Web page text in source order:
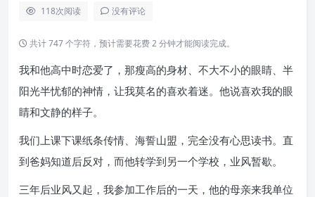
118次阅读 没有评论
共计 747 个字符，预计需要花费 2 分钟才能阅读完成。
我和他高中时恋爱了，那瘦高的身材、不大不小的眼睛、半
阳光半忧郁的神情，让我莫名的喜欢着迷。他说喜欢我的眼
睛和文静的样子。
我们上课下课纸条传情、海誓山盟，完全没有心思读书。直
到爸妈知道后反对，而他转学到另一个学校，业风暂歇。
三年后业风又起，我参加工作后的一天，他的母亲来我单位